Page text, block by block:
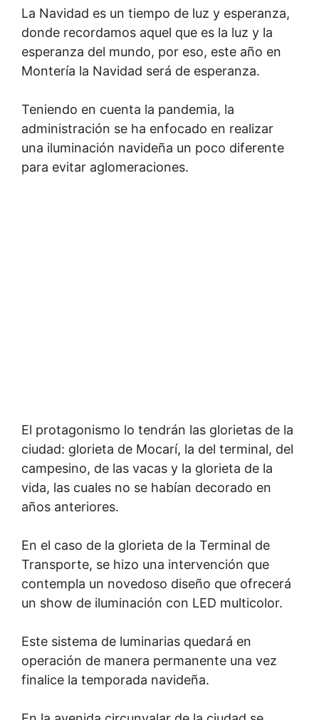
La Navidad es un tiempo de luz y esperanza,
donde recordamos aquel que es la luz y la
esperanza del mundo, por eso, este año en
Montería la Navidad será de esperanza.
Teniendo en cuenta la pandemia, la
administración se ha enfocado en realizar
una iluminación navideña un poco diferente
para evitar aglomeraciones.
El protagonismo lo tendrán las glorietas de la
ciudad: glorieta de Mocarí, la del terminal, del
campesino, de las vacas y la glorieta de la
vida, las cuales no se habían decorado en
años anteriores.
En el caso de la glorieta de la Terminal de
Transporte, se hizo una intervención que
contempla un novedoso diseño que ofrecerá
un show de iluminación con LED multicolor.
Este sistema de luminarias quedará en
operación de manera permanente una vez
finalice la temporada navideña.